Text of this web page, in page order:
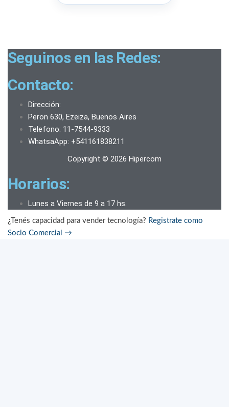
Seguinos en las Redes:
Contacto:
Dirección:
Peron 630, Ezeiza, Buenos Aires
Telefono: 11-7544-9333
WhatsaApp: +541161838211
Copyright © 2026 Hipercom
Horarios:
Lunes a Viernes de 9 a 17 hs.
¿Tenés capacidad para vender tecnología? Registrate como
Socio Comercial →